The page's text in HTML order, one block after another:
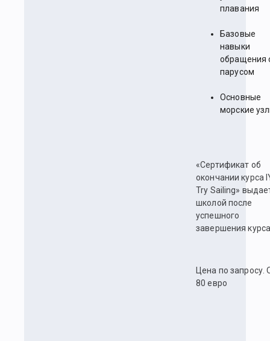
плавания
Базовые
навыки
обращения
парусом
Основные
морские
«Сертификат об
окончании курса
Try Sailing»
школой после
успешного
завершения
Цена по запросу.
80 евро